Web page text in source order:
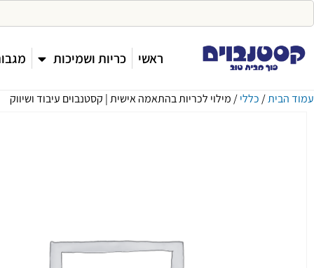
ראשי כריות ושמיכות
עמוד הבית/ כללי/ מילוי לכריות בהתאמה אישית | קסטנבוים עיבוד ושיווק